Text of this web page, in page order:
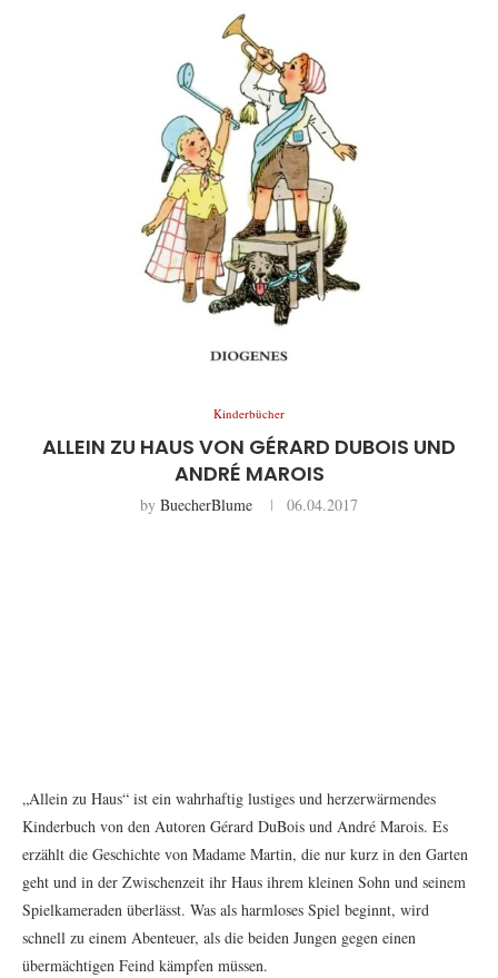
Kinderbücher
ALLEIN ZU HAUS VON GÉRARD DUBOIS UND
ANDRÉ MAROIS
by BuecherBlume 06.04.2017
„Allein zu Haus“ ist ein wahrhaftig lustiges und herzerwärmendes
Kinderbuch von den Autoren Gérard DuBois und André Marois. Es
erzählt die Geschichte von Madame Martin, die nur kurz in den Garten
geht und in der Zwischenzeit ihr Haus ihrem kleinen Sohn und seinem
Spielkameraden überlässt. Was als harmloses Spiel beginnt, wird
schnell zu einem Abenteuer, als die beiden Jungen gegen einen
übermächtigen Feind kämpfen müssen.